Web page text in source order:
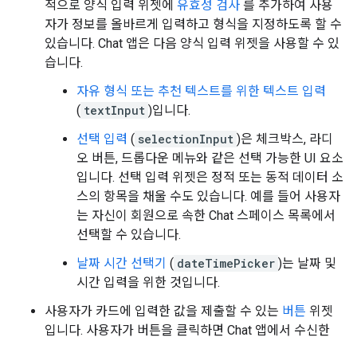
적으로 양식 입력 위젯에 유효성 검사 를 추가하여 사용
자가 정보를 올바르게 입력하고 형식을 지정하도록 할 수
있습니다. Chat 앱은 다음 양식 입력 위젯을 사용할 수 있
습니다.
자유 형식 또는 추천 텍스트를 위한 텍스트 입력
( textInput )입니다.
선택 입력 ( selectionInput )은 체크박스, 라디
오 버튼, 드롭다운 메뉴와 같은 선택 가능한 UI 요소
입니다. 선택 입력 위젯은 정적 또는 동적 데이터 소
스의 항목을 채울 수도 있습니다. 예를 들어 사용자
는 자신이 회원으로 속한 Chat 스페이스 목록에서
선택할 수 있습니다.
날짜 시간 선택기 ( dateTimePicker )는 날짜 및
시간 입력을 위한 것입니다.
사용자가 카드에 입력한 값을 제출할 수 있는 버튼 위젯
입니다. 사용자가 버튼을 클릭하면 Chat 앱에서 수신한